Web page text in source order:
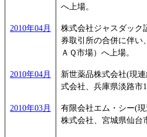
へ上場。
2010年04月
株式会社ジャスダック
券取引所の合併に伴い
ＡＱ市場）へ上場。
2010年04月
新世薬品株式会社(現
式会社、兵庫県淡路市
2010年03月
有限会社エム・シー(
株式会社、宮城県仙台